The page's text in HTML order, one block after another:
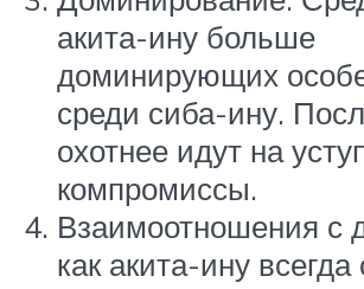
акита-ину больше
доминирующих
среди сиба-ину.
охотнее идут на
компромиссы.
Взаимоотношения с
как акита-ину всегда